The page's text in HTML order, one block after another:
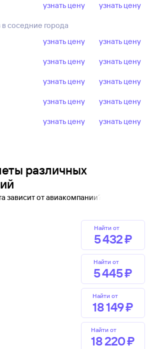
узнать цену узнать цену
соседние города
узнать цену узнать цену
узнать цену узнать цену
узнать цену узнать цену
узнать цену узнать цену
узнать цену узнать цену
различных
зависит от авиакомпании?
Найти от
5 ⁠432 ⁠₽
Найти от
5 ⁠445 ⁠₽
Найти от
18 ⁠149 ⁠₽
Найти от
18 ⁠220 ⁠₽